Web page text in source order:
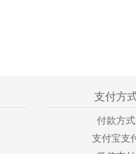
支付方
付款方式
支付宝支